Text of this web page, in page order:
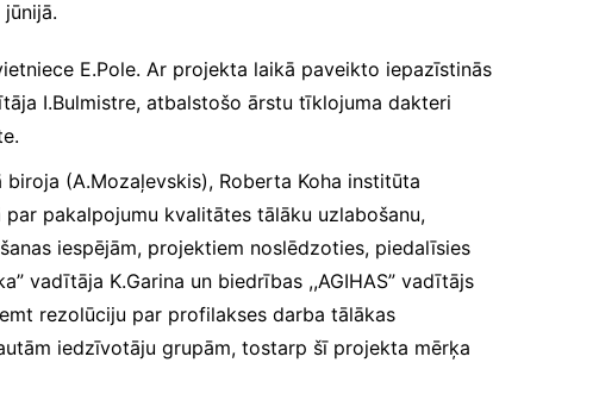
E.Pole. Ar projekta laikā paveikto iepazīstinās
I.Bulmistre, atbalstošo ārstu tīklojuma dakteri
(A.Mozaļevskis), Roberta Koha institūta
pakalpojumu kvalitātes tālāku uzlabošanu,
iespējām, projektiem noslēdzoties, piedalīsies
vadītāja K.Garina un biedrības ,,AGIHAS” vadītājs
rezolūciju par profilakses darba tālākas
iedzīvotāju grupām, tostarp šī projekta mērķa